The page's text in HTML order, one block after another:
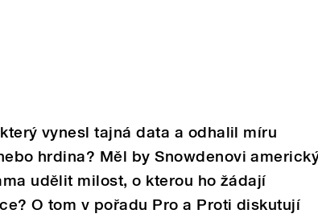
vynesl tajná data a odhalil míru
hrdina? Měl by Snowdenovi
udělit milost, o kterou ho žádají
O tom v pořadu Pro a Proti diskutují